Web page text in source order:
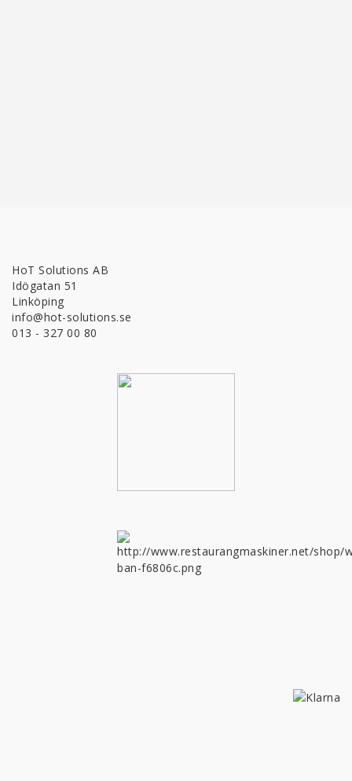
HoT Solutions AB
Idögatan 51
Linköping
info@hot-solutions.se
013 - 327 00 80